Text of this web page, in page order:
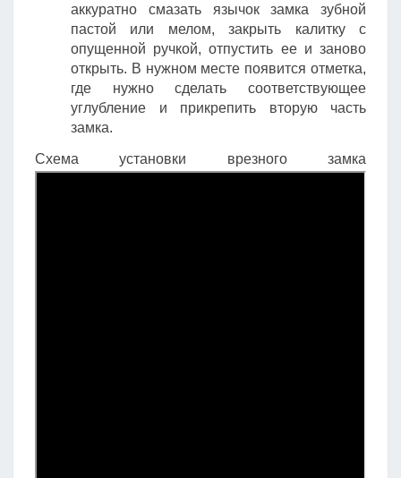
аккуратно смазать язычок замка зубной
пастой или мелом, закрыть калитку с
опущенной ручкой, отпустить ее и заново
открыть. В нужном месте появится отметка,
где нужно сделать соответствующее
углубление и прикрепить вторую часть
замка.
Схема установки врезного замка